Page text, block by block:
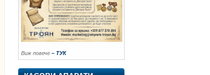
Виж повече – ТУК